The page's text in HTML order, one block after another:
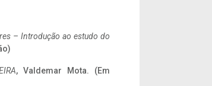
– Introdução ao estudo do
, Valdemar Mota. (Em